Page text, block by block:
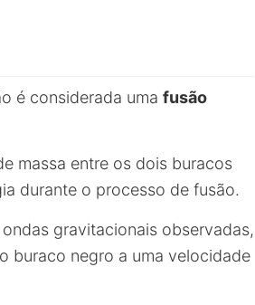
é considerada uma fusão
massa entre os dois buracos
durante o processo de fusão.
gravitacionais observadas,
buraco negro a uma velocidade